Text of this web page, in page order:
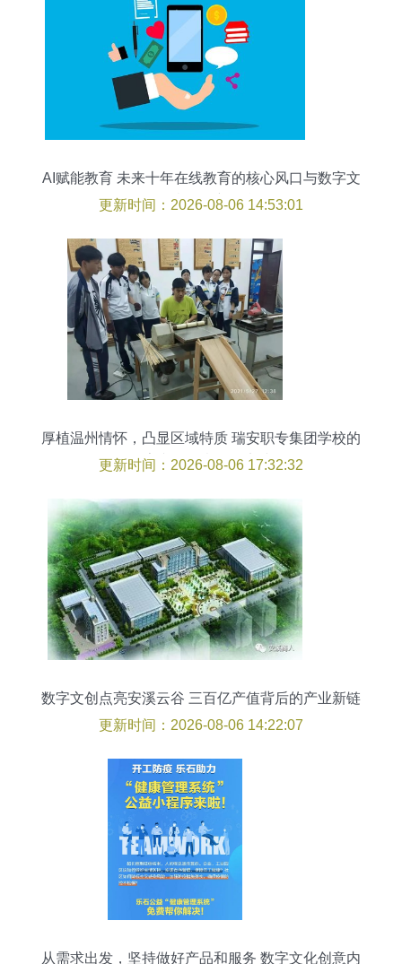
AI赋能教育 未来十年在线教育的核心风口与数字文
化创意服务新引擎
更新时间：2026-08-06 14:53:01
厚植温州情怀，凸显区域特质 瑞安职专集团学校的
数字文化创意服务实践
更新时间：2026-08-06 17:32:32
数字文创点亮安溪云谷 三百亿产值背后的产业新链
条
更新时间：2026-08-06 14:22:07
从需求出发，坚持做好产品和服务 数字文化创意内